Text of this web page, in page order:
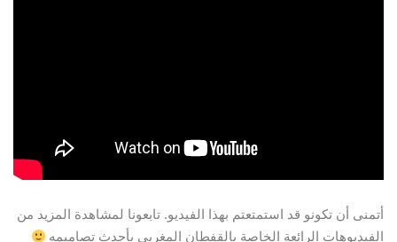
أتمنى أن تكونو قد استمتعتم بهذا الفيديو. تابعونا لمشاهدة المزيد من
الفيديوهات الرائعة الخاصة بالقفطان المغربي بأحدث تصاميمه